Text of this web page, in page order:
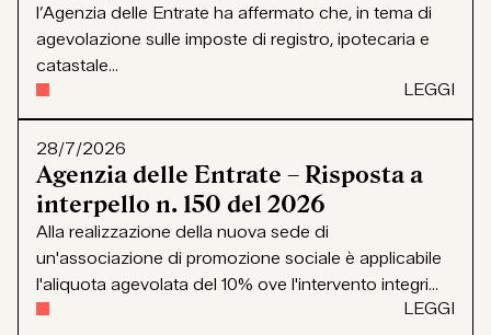
l’Agenzia delle Entrate ha affermato che, in tema di
agevolazione sulle imposte di registro, ipotecaria e
catastale...
LEGGI
28/7/2026
Agenzia delle Entrate – Risposta a
interpello n. 150 del 2026
Alla realizzazione della nuova sede di
un'associazione di promozione sociale è applicabile
l'aliquota agevolata del 10% ove l'intervento integri...
LEGGI